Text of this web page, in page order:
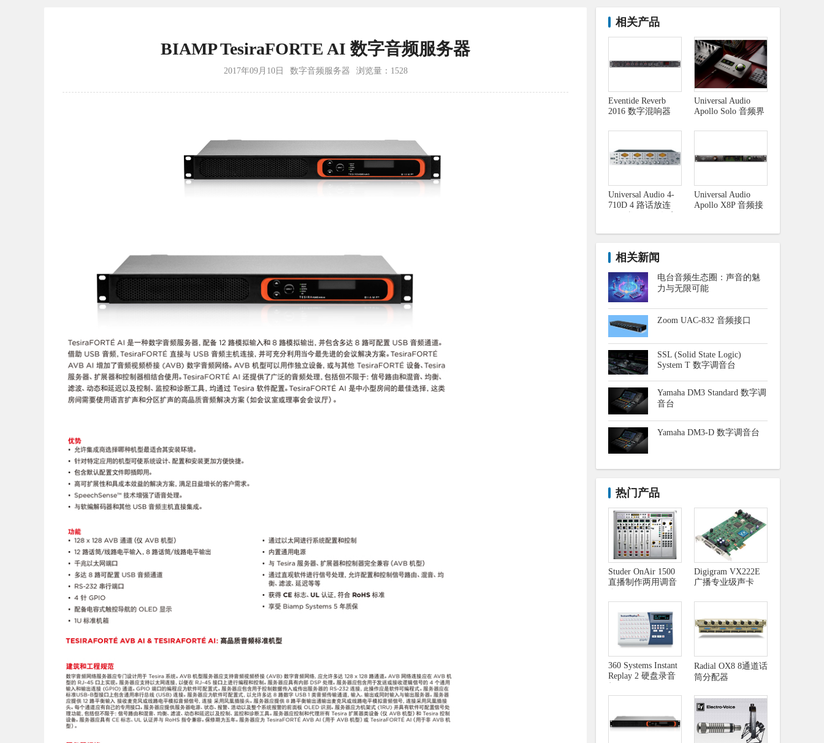
BIAMP TesiraFORTE AI 数字音频服务器
2017年09月10日 数字音频服务器 浏览量： 1528
相关产品
Eventide Reverb
2016 数字混响器
Universal Audio
Apollo Solo 音频界
Universal Audio 4-
710D 4 路话放连
Universal Audio
Apollo X8P 音频接
相关新闻
电台音频生态圈：声音的魅
力与无限可能
Zoom UAC-832 音频接口
SSL (Solid State Logic)
System T 数字调音台
Yamaha DM3 Standard 数字调
音台
Yamaha DM3-D 数字调音台
热门产品
Studer OnAir 1500
直播制作两用调音
Digigram VX222E
广播专业级声卡
360 Systems Instant
Replay 2 硬盘录音
Radial OX8 8通道话
筒分配器